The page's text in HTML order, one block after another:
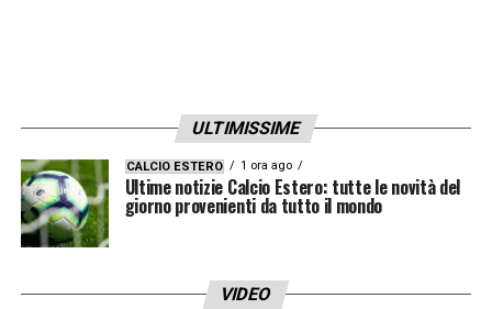
completamente umore e rendimento.
Tudor si augura che ciò accada in fretta,
perché le reti dell’ex Lipsia sono
fondamentali per curare la “pareggite”
ULTIMISSIME
CALCIO ESTERO 1 ora ago
Ultime notizie Calcio Estero: tutte le novità del
giorno provenienti da tutto il mondo
VIDEO